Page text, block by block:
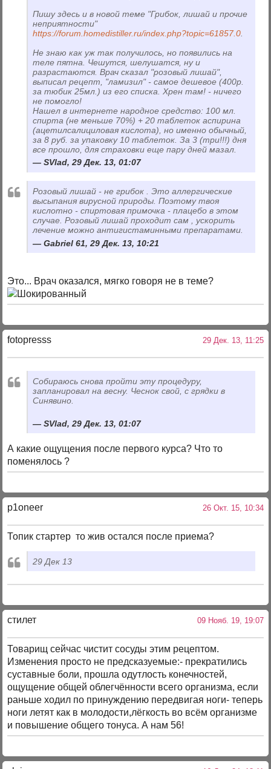
Пишу здесь и в новой теме "Грибок, лишай и прочие
неприятности"
https://forum.homedistiller.ru/index.php?topic=61857.0
Не знаю как уж так получилось, но появились на
теле пятна. Чешутся, шелушатся, ну и
разрастаются. Врач сказал "розовый лишай",
выписал рецепт, "ламизил" - самое дешевое (400р.
за тюбик 25мл.) из его списка. Хрен там! - ничего
не помогло!
Нашел в интернете народное средство: 100 мл.
спирта (не меньше 70%) + 20 таблеток аспирина
(ацетилсалициловая кислота), но именно обычный,
за 8 руб. за упаковку 10 таблеток. За 3 (три!!!) дня
все прошло, для страховки еще пару дней мазал.
SVlad, 29 Дек. 13, 01:07
Розовый лишай - не грибок . Это аллергические
высыпания вирусной природы. Поэтому твоя
кислотно - спиртовая примочка - плацебо в этом
случае. Розовый лишай проходит сам , ускорить
лечение можно антигистаминными препаратами.
Gabriel 61, 29 Дек. 13, 10:21
Это... Врач оказался, мягко говоря не в теме?
fotopresss 29 Дек. 13, 11:25
Собираюсь снова пройти эту процедуру,
запланировал на весну. Чеснок свой, с грядки в
Синявино.
SVlad, 29 Дек. 13, 01:07
А какие ощущения после первого курса? Что то
поменялось ?
p1oneer 26 Окт. 15, 10:34
Топик стартер то жив остался после приема?
29 Дек 13
стилет 09 Нояб. 19, 19:07
Товарищ сейчас чистит сосуды этим рецептом.
Изменения просто не предсказуемые:- прекратились
суставные боли, прошла одутлость конечностей,
ощущение общей облегчённости всего организма, если
раньше ходил по принуждению передвигая ноги- теперь
ноги летят как в молодости,лёгкость во всём организме
и повышение общего тонуса. А нам 56!